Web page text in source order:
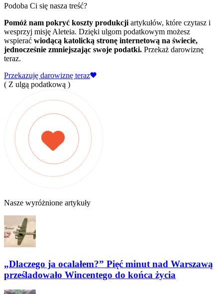
Podoba Ci się nasza treść?
Pomóż nam pokryć koszty produkcji artykułów, które czytasz i
wesprzyj misję Aleteia. Dzięki ulgom podatkowym możesz
wspierać wiodącą katolicką stronę internetową na świecie,
jednocześnie zmniejszając swoje podatki. Przekaż darowiznę
teraz.
Przekazuję darowiznę teraz
( Z ulgą podatkową )
Nasze wyróżnione artykuły
„Dlaczego ja ocalałem?” Pięć minut nad Warszawą
prześladowało Wincentego do końca życia